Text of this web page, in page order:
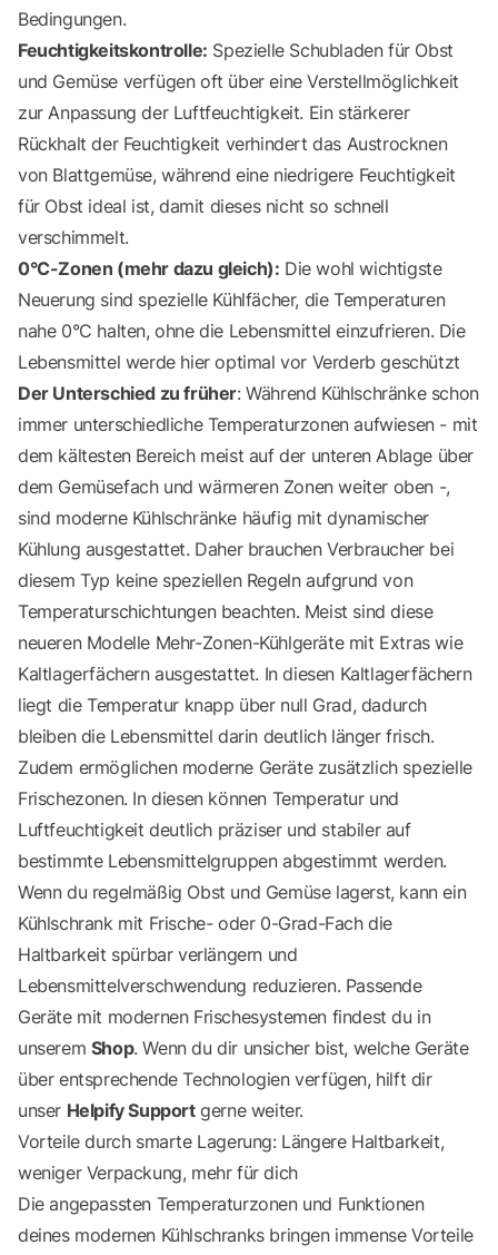
Bedingungen.
Feuchtigkeitskontrolle: Spezielle Schubladen für Obst
und Gemüse verfügen oft über eine Verstellmöglichkeit
zur Anpassung der Luftfeuchtigkeit. Ein stärkerer
Rückhalt der Feuchtigkeit verhindert das Austrocknen
von Blattgemüse, während eine niedrigere Feuchtigkeit
für Obst ideal ist, damit dieses nicht so schnell
verschimmelt.
0°C-Zonen (mehr dazu gleich): Die wohl wichtigste
Neuerung sind spezielle Kühlfächer, die Temperaturen
nahe 0°C halten, ohne die Lebensmittel einzufrieren. Die
Lebensmittel werde hier optimal vor Verderb geschützt
Der Unterschied zu früher: Während Kühlschränke schon
immer unterschiedliche Temperaturzonen aufwiesen - mit
dem kältesten Bereich meist auf der unteren Ablage über
dem Gemüsefach und wärmeren Zonen weiter oben -,
sind moderne Kühlschränke häufig mit dynamischer
Kühlung ausgestattet. Daher brauchen Verbraucher bei
diesem Typ keine speziellen Regeln aufgrund von
Temperaturschichtungen beachten. Meist sind diese
neueren Modelle Mehr-Zonen-Kühlgeräte mit Extras wie
Kaltlagerfächern ausgestattet. In diesen Kaltlagerfächern
liegt die Temperatur knapp über null Grad, dadurch
bleiben die Lebensmittel darin deutlich länger frisch.
Zudem ermöglichen moderne Geräte zusätzlich spezielle
Frischezonen. In diesen können Temperatur und
Luftfeuchtigkeit deutlich präziser und stabiler auf
bestimmte Lebensmittelgruppen abgestimmt werden.
Wenn du regelmäßig Obst und Gemüse lagerst, kann ein
Kühlschrank mit Frische- oder 0-Grad-Fach die
Haltbarkeit spürbar verlängern und
Lebensmittelverschwendung reduzieren. Passende
Geräte mit modernen Frischesystemen findest du in
unserem Shop. Wenn du dir unsicher bist, welche Geräte
über entsprechende Technologien verfügen, hilft dir
unser Helpify Supportgerne weiter.
Vorteile durch smarte Lagerung: Längere Haltbarkeit,
weniger Verpackung, mehr für dich
Die angepassten Temperaturzonen und Funktionen
deines modernen Kühlschranks bringen immense Vorteile